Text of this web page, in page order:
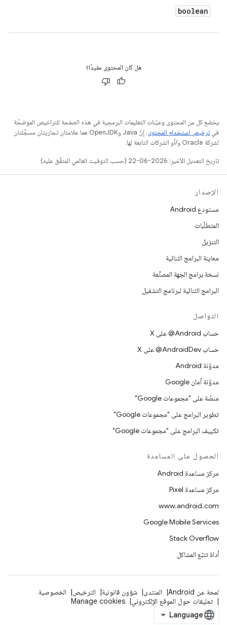
boolean
هل كان المحتوى مفيدًا؟
يخضع كل من المحتوى وعيّنات التعليمات البرمجية في هذه الصفحة للتراخيص الموضحّة
فيترخيص استخدام المحتوى
. إنّ Java وOpenJDK هما علامتان تجاريتان مسجَّلتان
لشركة Oracle و/أو الشركات التابعة لها.
تاريخ التعديل الأخير: 2026-06-22 (حسب التوقيت العالمي المتفَّق عليه)
الإصدار
مستودع Android
المتطلّبات
التنزيل
معاينة البرامج الثنائية
نسخة برامج الجهة المصنِّعة
البرامج الثنائية لبرنامج التشغيل
التواصل
حساب ‎@Android على X
حساب ‎@AndroidDev على X
مدوّنة Android
مدوّنة أمان Google
منصّة على "مجموعات Google"
تطوير البرامج على "مجموعات Google"
تكييف البرامج على "مجموعات Google"
الحصول على المساعدة
مركز مساعدة Android
مركز مساعدة Pixel
www.android.com
Google Mobile Services
Stack Overflow
أداة تتبّع المشاكل
لمحة عن Android المنتدى شؤون قانونية الترخيص
الخصوصية
تعليقات حول الموقع الإلكتروني
Manage cookies